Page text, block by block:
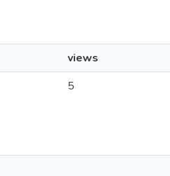
views
5